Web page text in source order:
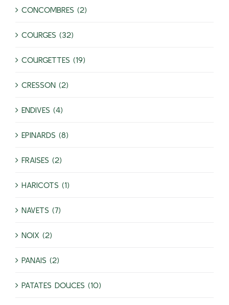
CONCOMBRES (2)
COURGES (32)
COURGETTES (19)
CRESSON (2)
ENDIVES (4)
EPINARDS (8)
FRAISES (2)
HARICOTS (1)
NAVETS (7)
NOIX (2)
PANAIS (2)
PATATES DOUCES (10)